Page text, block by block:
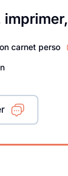
carnet perso